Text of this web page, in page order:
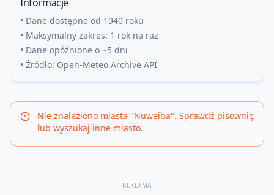
• Dane dostępne od 1940 roku
• Maksymalny zakres: 1 rok na raz
• Dane opóźnione o ~5 dni
• Źródło: Open-Meteo Archive API
Nie znaleziono miasta "Nuweiba". Sprawdź pisownię
lub wyszukaj inne miasto.
REKLAMA